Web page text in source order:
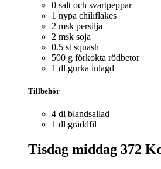
0 salt och svartpeppar
1 nypa chiliflakes
2 msk persilja
2 msk soja
0.5 st squash
500 g förkokta rödbetor
1 dl gurka inlagd
Tillbehör
4 dl blandsallad
1 dl gräddfil
Tisdag middag 372